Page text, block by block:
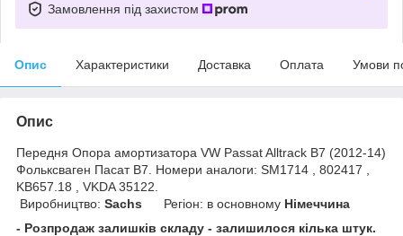
Замовлення під захистом
Опис Характеристики Доставка Оплата Умови
Опис
Передня Опора амортизатора VW Passat Alltrack B7 (2012-14)
Фольксваген Пасат B7. Номери аналоги: SM1714 , 802417 ,
KB657.18 , VKDA 35122.
Виробництво: Sachs Регіон: в основному Німеччина
- Розпродаж залишків складу - залишилося кілька штук.